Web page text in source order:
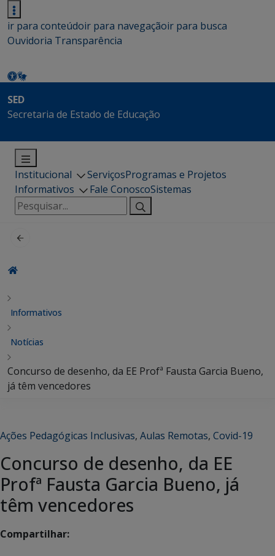
ir para conteúdoir para navegaçãoir para busca
Ouvidoria Transparência
SED
Secretaria de Estado de Educação
Institucional ServiçosProgramas e Projetos
Informativos
Fale ConoscoSistemas
Pesquisar
por:
Informativos
Notícias
Concurso de desenho, da EE Profª Fausta Garcia Bueno,
já têm vencedores
Ações Pedagógicas Inclusivas, Aulas Remotas, Covid-19
Concurso de desenho, da EE
Profª Fausta Garcia Bueno, já
têm vencedores
Compartilhar: